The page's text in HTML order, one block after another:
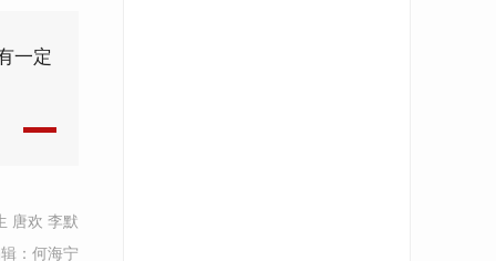
一定
唐欢 李默
：何海宁